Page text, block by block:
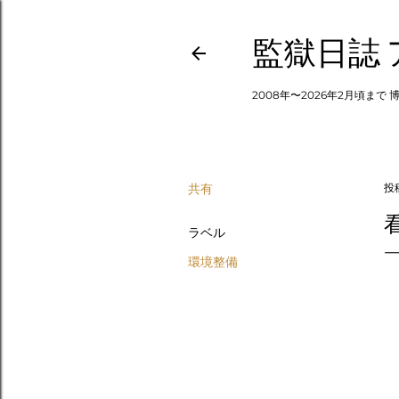
監獄日誌
2008年〜2026年2月頃まで
共有
ラベル
環境整備
投